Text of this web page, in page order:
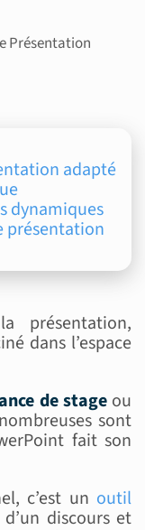
Présentation
adapté
dynamiques
présentation
présentation,
dans l’espace
destageou
sont
fait son
c’est un outil
discours et